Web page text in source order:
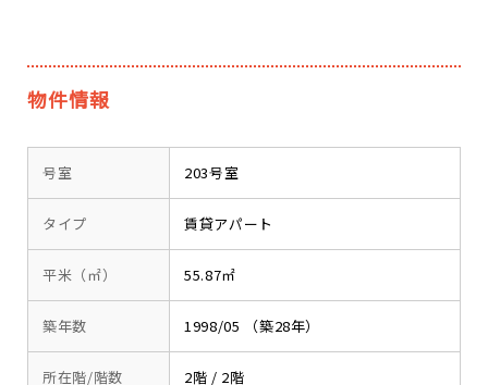
物件情報
号室 203号室
タイプ 賃貸アパート
平米（㎡） 55.87㎡
築年数 1998/05 （築28年）
所在階/階数 2階 / 2階